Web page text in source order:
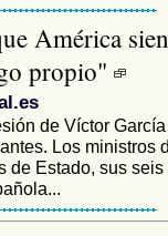
América
propio"
de Víctor
Los ministros
de Estado, sus